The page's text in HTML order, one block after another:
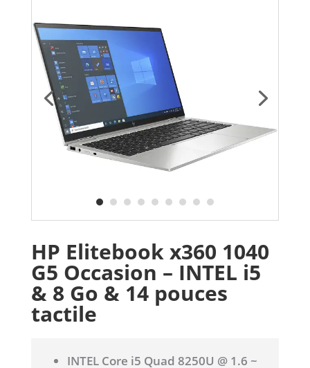
HP Elitebook x360 1040
G5 Occasion – INTEL i5
& 8 Go & 14 pouces
tactile
INTEL Core i5 Quad 8250U @ 1.6 ~